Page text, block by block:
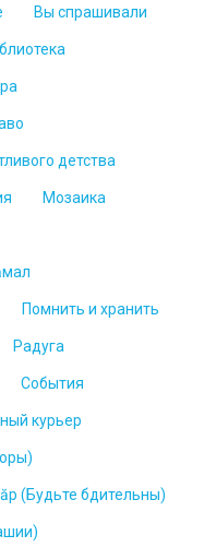
Вы спрашивали
детства
Мозаика
Помнить и хранить
Радуга
События
курьер
(Будьте бдительны)